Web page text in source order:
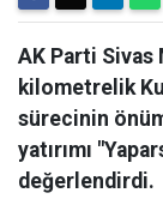
AK Parti Sivas
kilometrelik
sürecinin
yatırımı
değerlendirdi.